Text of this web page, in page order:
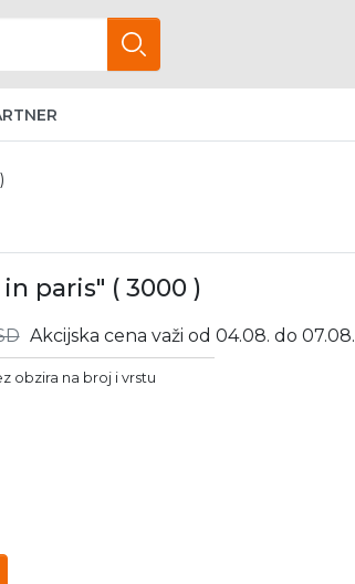
paris" ( 3000 )
Akcijska cena važi od 04.08. do 07.08.
obzira na broj i vrstu